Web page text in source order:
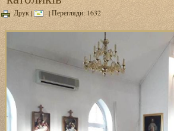
Друк| | Перегляди: 1632